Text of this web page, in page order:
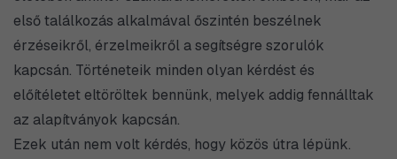
első találkozás alkalmával őszintén beszélnek
érzéseikről, érzelmeikről a segítségre szorulók
kapcsán. Történeteik minden olyan kérdést és
előítéletet eltöröltek bennünk, melyek addig fennálltak
az alapítványok kapcsán.
Ezek után nem volt kérdés, hogy közös útra lépünk.